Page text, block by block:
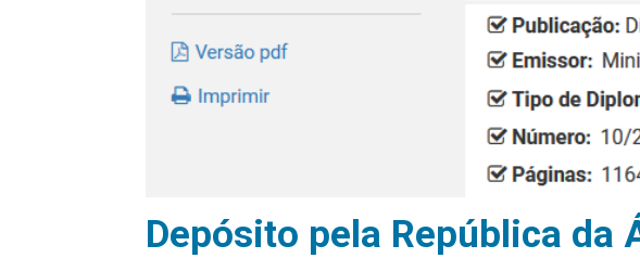
Depósito pela República